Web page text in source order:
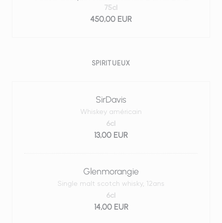
450,00 EUR
75cl
SPIRITUEUX
SirDavis
Whiskey américain
13,00 EUR
6cl
Glenmorangie
Single malt scotch whisky, 12ans
14,00 EUR
6cl